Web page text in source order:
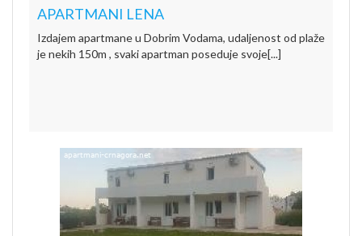
APARTMANI LENA
Izdajem apartmane u Dobrim Vodama, udaljenost od plaže
je nekih 150m , svaki apartman poseduje svoje[...]